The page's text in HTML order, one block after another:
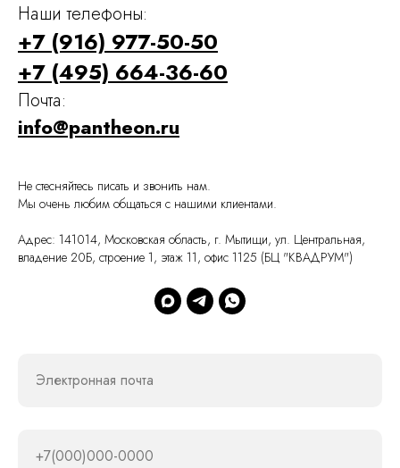
Наши телефоны:
+7 (916) 977-50-50
+7 (495) 664-36-60
Почта:
info@pantheon.ru
Не стесняйтесь писать и звонить нам.
Мы очень любим общаться с нашими клиентами.
Адрес: 141014, Московская область, г. Мытищи, ул. Центральная,
владение 20Б, строение 1, этаж 11, офис 1125 (БЦ "КВАДРУМ")
Электронная почта
+7(000)000-0000